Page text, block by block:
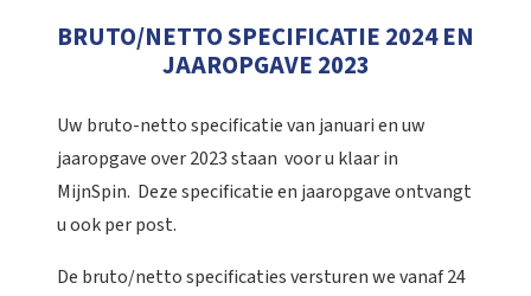
BRUTO/NETTO SPECIFICATIE 2024 EN
JAAROPGAVE 2023
Uw bruto-netto specificatie van januari en uw
jaaropgave over 2023 staan voor u klaar in
MijnSpin. Deze specificatie en jaaropgave ontvangt
u ook per post.
De bruto/netto specificaties versturen we vanaf 24